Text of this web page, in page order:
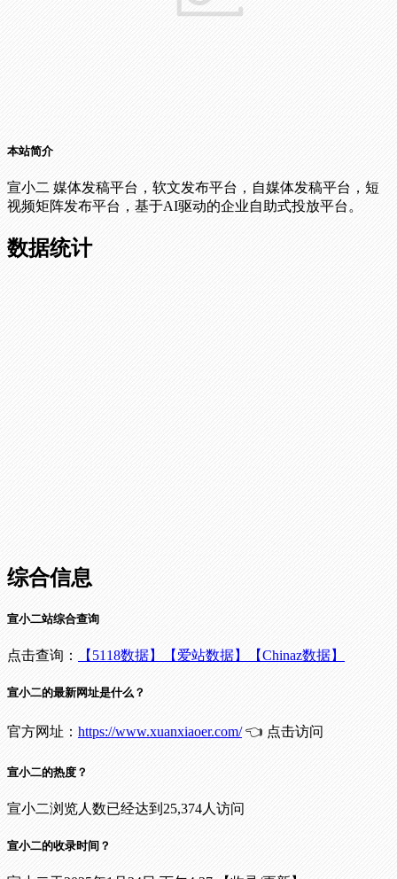
本站简介
宣小二 媒体发稿平台，软文发布平台，自媒体发稿平台，短
视频矩阵发布平台，基于AI驱动的企业自助式投放平台。
数据统计
综合信息
宣小二站综合查询
点击查询： 【5118数据】 【爱站数据】 【Chinaz数据】
宣小二的最新网址是什么？
官方网址： https://www.xuanxiaoer.com/👈 点击访问
宣小二的热度？
宣小二浏览人数已经达到25,374人访问
宣小二的收录时间？